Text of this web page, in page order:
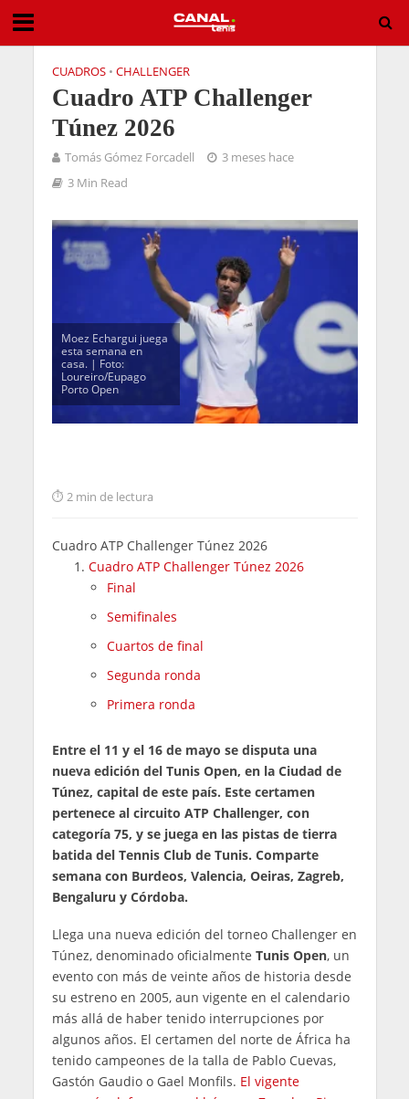
CUADROS • CHALLENGER
Cuadro ATP Challenger
Túnez 2026
Tomás Gómez Forcadell
3 meses hace
3 Min Read
Moez Echargui juega
esta semana en
casa. | Foto:
Loureiro/Eupago
Porto Open
2 min de lectura
Cuadro ATP Challenger Túnez 2026
Cuadro ATP Challenger Túnez 2026
Final
Semifinales
Cuartos de final
Segunda ronda
Primera ronda
Entre el 11 y el 16 de mayo se disputa una
nueva edición del Tunis Open, en la Ciudad de
Túnez, capital de este país. Este certamen
pertenece al circuito ATP Challenger, con
categoría 75, y se juega en las pistas de tierra
batida del Tennis Club de Tunis. Comparte
semana con Burdeos, Valencia, Oeiras, Zagreb,
Bengaluru y Córdoba.
Llega una nueva edición del torneo Challenger en
Túnez, denominado oficialmente Tunis Open, un
evento con más de veinte años de historia desde
su estreno en 2005, aun vigente en el calendario
más allá de haber tenido interrupciones por
algunos años. El certamen del norte de África ha
tenido campeones de la talla de Pablo Cuevas,
Gastón Gaudio o Gael Monfils. El vigente